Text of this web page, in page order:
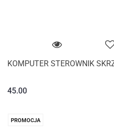
KOMPUTER STEROWNIK
45.00
PROMOCJA